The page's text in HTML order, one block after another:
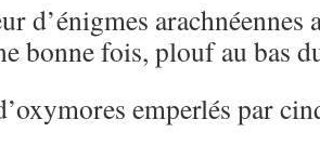
d’énigmes arachnéennes
bonne fois, plouf au bas
emperlés par